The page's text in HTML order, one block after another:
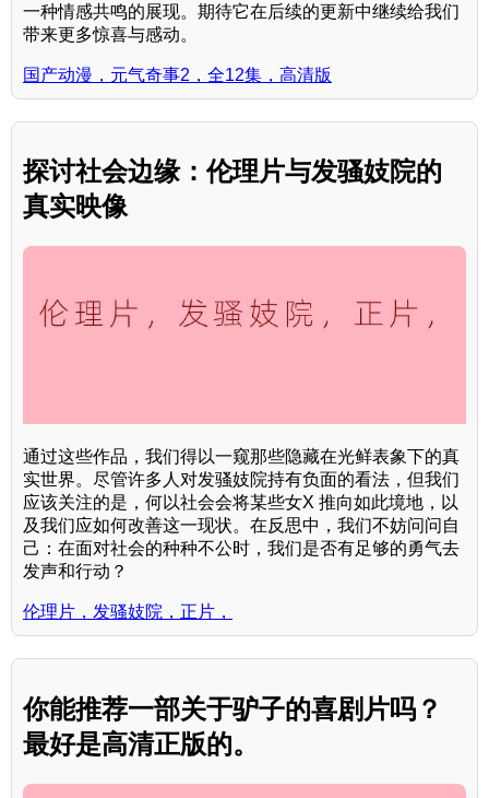
一种情感共鸣的展现。期待它在后续的更新中继续给我们
带来更多惊喜与感动。
国产动漫，元气奇事2，全12集，高清版
探讨社会边缘：伦理片与发骚妓院的
真实映像
通过这些作品，我们得以一窥那些隐藏在光鲜表象下的真
实世界。尽管许多人对发骚妓院持有负面的看法，但我们
应该关注的是，何以社会会将某些女X 推向如此境地，以
及我们应如何改善这一现状。在反思中，我们不妨问问自
己：在面对社会的种种不公时，我们是否有足够的勇气去
发声和行动？
伦理片，发骚妓院，正片，
你能推荐一部关于驴子的喜剧片吗？
最好是高清正版的。